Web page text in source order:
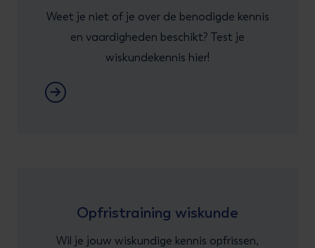
Weet je niet of je over de benodigde kennis
en vaardigheden beschikt? Test je
wiskundekennis hier!
Opfristraining wiskunde
Wil je jouw wiskundige kennis opfrissen,